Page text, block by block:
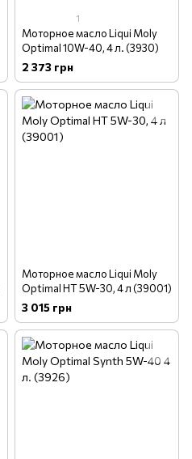
1
Моторное масло Liqui Moly
Optimal 10W-40, 4 л. (3930)
2 373 грн
Моторное масло Liqui Moly
Optimal HT 5W-30, 4 л (39001)
3 015 грн